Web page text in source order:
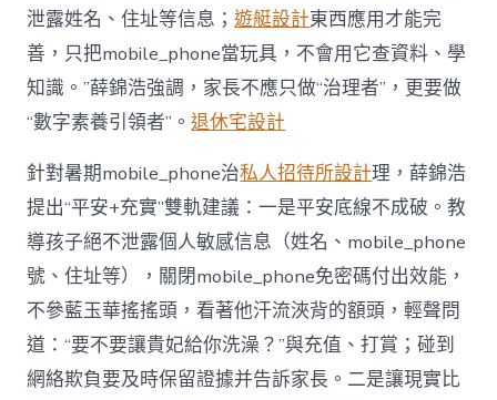
泄露姓名、住址等信息；遊艇設計東西應用才能完
善，只把mobile_phone當玩具，不會用它查資料、學
知識。”薛錦浩強調，家長不應只做“治理者”，更要做
“數字素養引領者”。退休宅設計
針對暑期mobile_phone治私人招待所設計理，薛錦浩
提出“平安+充實”雙軌建議：一是平安底線不成破。教
導孩子絕不泄露個人敏感信息（姓名、mobile_phone
號、住址等），關閉mobile_phone免密碼付出效能，
不參藍玉華搖搖頭，看著他汗流浹背的額頭，輕聲問
道：“要不要讓貴妃給你洗澡？”與充值、打賞；碰到
網絡欺負要及時保留證據并告訴家長。二是讓現實比